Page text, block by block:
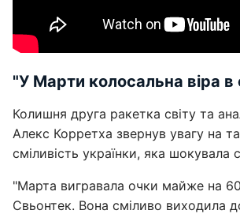
"У Марти колосальна віра в
Колишня друга ракетка світу та
Алекс Корретха звернув увагу на
сміливість українки, яка шокувала
"Марта вигравала очки майже на
Свьонтек. Вона сміливо виходила